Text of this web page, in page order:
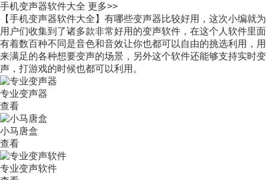
手机变声器软件大全 更多>>
【手机变声器软件大全】有哪些变声器比较好用，这次小编就为
用户们收集到了诸多款非常好用的变声软件，在这个人软件里面
有着数百种不同是音色和音效让你也都可以自由的挑选利用，用
来满足的各种想要变声的场景，另外这个软件还能够支持实时变
声，打游戏的时候也都可以利用。
专业变声器
查看
小马唐盒
查看
专业变声软件